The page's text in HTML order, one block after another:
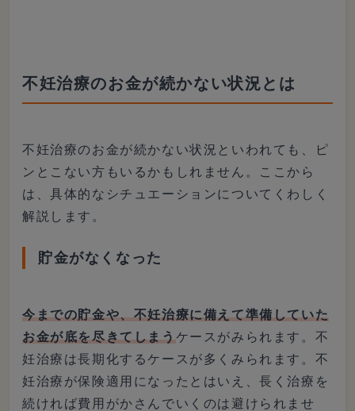
不妊治療のお金が続かない状況とは
不妊治療のお金が続かない状況といわれても、ピ
ンとこない方もいるかもしれません。ここから
は、具体的なシチュエーションについてくわしく
解説します。
貯金がなくなった
今までの貯金や、不妊治療に備えて準備していた
お金が底を尽きてしまうケースがみられます。不
妊治療は長期化するケースが多くみられます。不
妊治療が保険適用になったとはいえ、長く治療を
続ければ費用がかさんでいくのは避けられませ